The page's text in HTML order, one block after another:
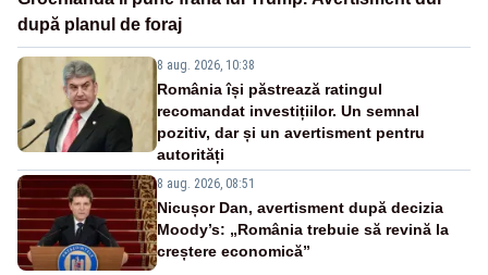
după planul de foraj
8 aug. 2026, 10:38
România își păstrează ratingul
recomandat investițiilor. Un semnal
pozitiv, dar și un avertisment pentru
autorități
8 aug. 2026, 08:51
Nicușor Dan, avertisment după decizia
Moody’s: „România trebuie să revină la
creștere economică”